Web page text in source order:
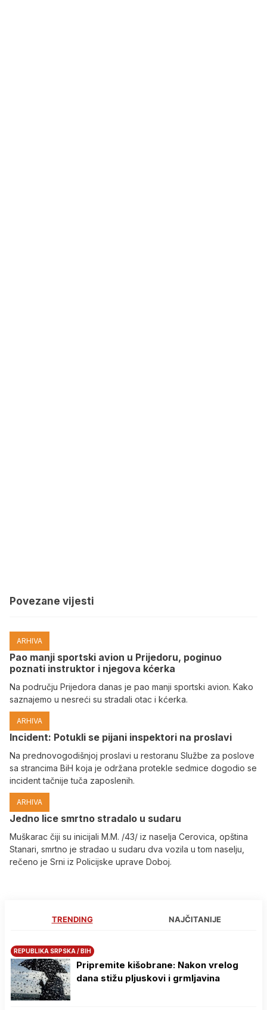
Povezane vijesti
ARHIVA
Pao manji sportski avion u Prijedoru, poginuo
poznati instruktor i njegova kćerka
Na području Prijedora danas je pao manji sportski avion. Kako
saznajemo u nesreći su stradali otac i kćerka.
ARHIVA
Incident: Potukli se pijani inspektori na proslavi
Na prednovogodišnjoj proslavi u restoranu Službe za poslove
sa strancima BiH koja je održana protekle sedmice dogodio se
incident tačnije tuča zaposlenih.
ARHIVA
Јedno lice smrtno stradalo u sudaru
Muškarac čiji su inicijali M.M. /43/ iz naselja Cerovica, opština
Stanari, smrtno je stradao u sudaru dva vozila u tom naselju,
rečeno je Srni iz Policijske uprave Doboj.
TRENDING NAJČITANIJE
REPUBLIKA SRPSKA / BIH
Pripremite kišobrane: Nakon vrelog
dana stižu pljuskovi i grmljavina